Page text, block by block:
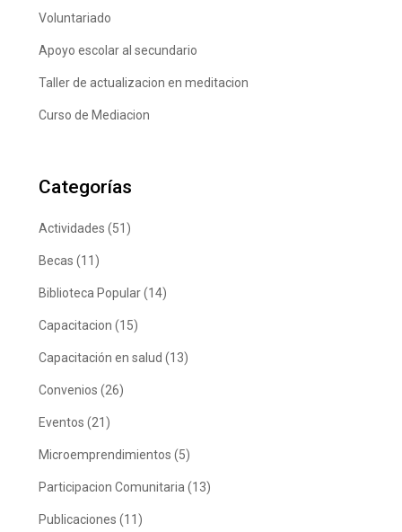
Voluntariado
Apoyo escolar al secundario
Taller de actualizacion en meditacion
Curso de Mediacion
Categorías
Actividades (51)
Becas (11)
Biblioteca Popular(14)
Capacitacion (15)
Capacitación en salud (13)
Convenios (26)
Eventos (21)
Microemprendimientos (5)
Participacion Comunitaria(13)
Publicaciones (11)